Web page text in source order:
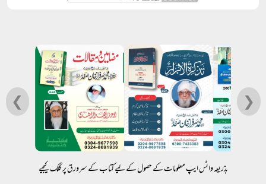
❮ ❯
بذریعہ واٹس ایپ معلومات کے حصول کے لیے کتاب کے سرورق پر کلک کیجیے